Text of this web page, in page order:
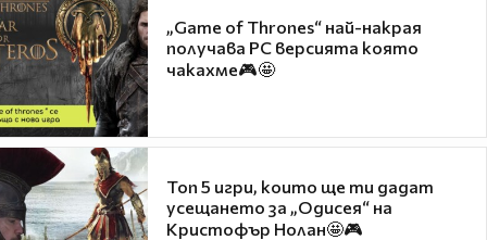
„Game of Thrones“ най-накрая
получава PC версията която
чакахме🎮🤩
Топ 5 игри, които ще ти дадат
усещането за „Одисея“ на
Кристофър Нолан🤩🎮